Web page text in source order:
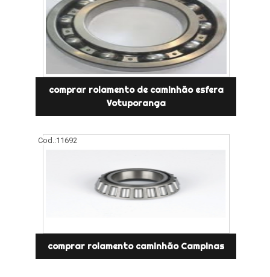
comprar rolamento de caminhão esfera
Votuporanga
Cod.:11692
comprar rolamento caminhão Campinas